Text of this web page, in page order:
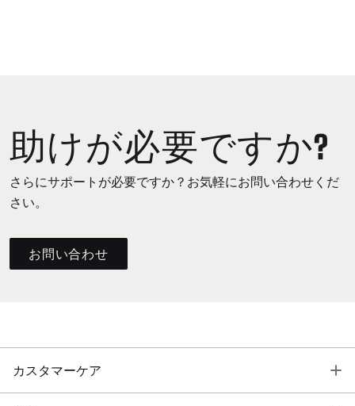
助けが必要ですか?
さらにサポートが必要ですか？お気軽にお問い合わせくだ
さい。
お問い合わせ
カスタマーケア